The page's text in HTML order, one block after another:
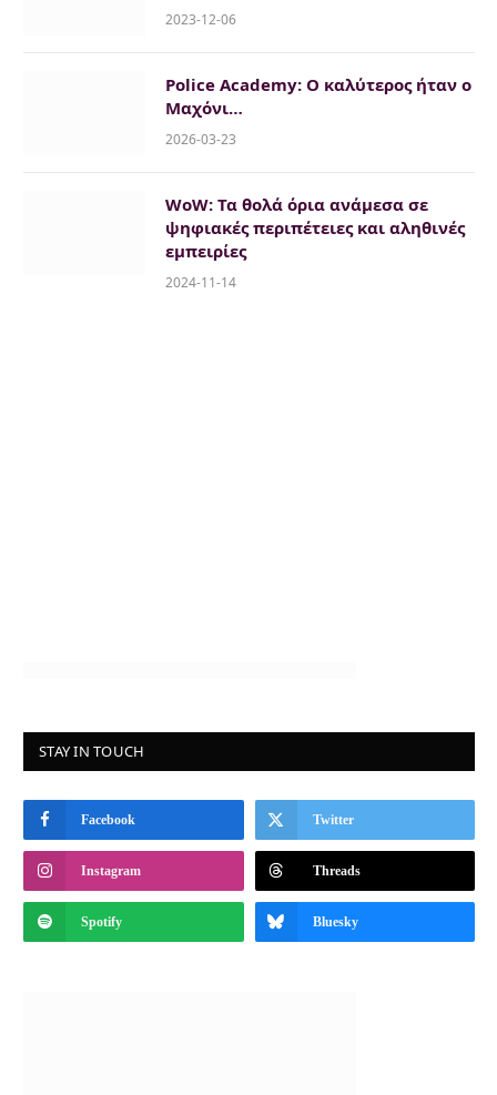
2023-12-06
Police Academy: O καλύτερος ήταν ο
Μαχόνι…
2026-03-23
WoW: Τα θολά όρια ανάμεσα σε
ψηφιακές περιπέτειες και αληθινές
εμπειρίες
2024-11-14
STAY IN TOUCH
Facebook Twitter
Instagram Threads
Spotify Bluesky